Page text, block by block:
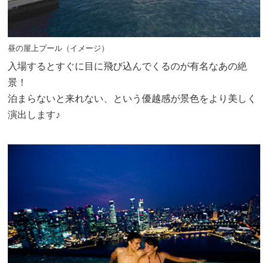
昼の屋上プール（イメージ）
入場するとすぐに目に飛び込んでくるのが有名なあの絶
景！
泊まらないと来れない、という優越感が景色をより美しく
演出します♪